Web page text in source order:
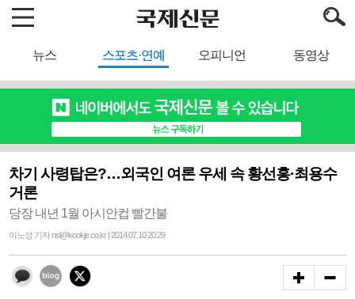
뉴스 스포츠·연예 오피니언 동영상
차기 사령탑은?…외국인 여론 우세 속 황선홍·최용수
거론
당장 내년 1월 아시안컵 빨간불
이노성 기자 nsl@kookje.co.kr | 2014.07.10 20:29